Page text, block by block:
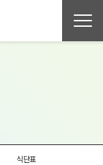
식단표